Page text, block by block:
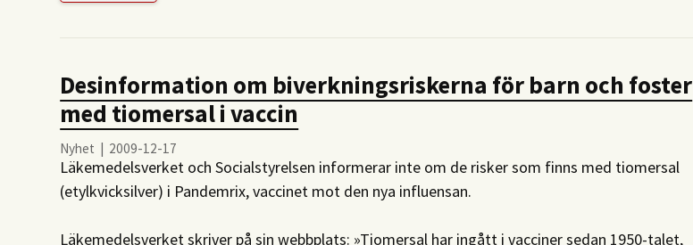
Desinformation om biverkningsriskerna för barn och foster
med tiomersal i vaccin
Nyhet | 2009-12-17
Läkemedelsverket och Socialstyrelsen informerar inte om de risker som finns med tiomersal
(etylkvicksilver) i Pandemrix, vaccinet mot den nya influensan.
Läkemedelsverket skriver på sin webbplats: »Tiomersal har ingått i vacciner sedan 1950-talet,